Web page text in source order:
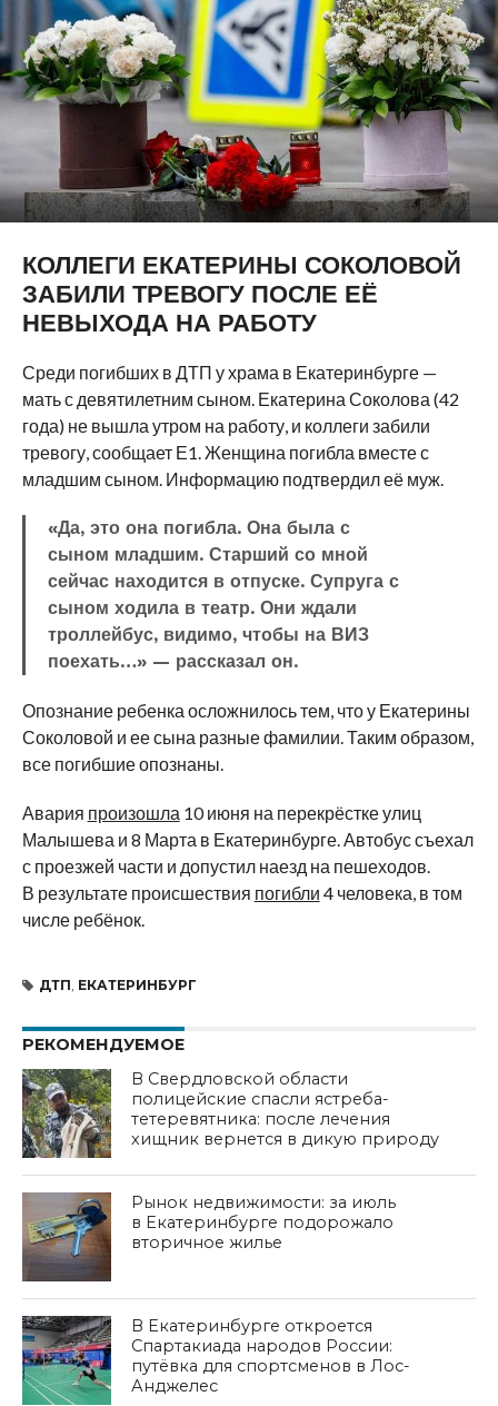
КОЛЛЕГИ ЕКАТЕРИНЫ СОКОЛОВОЙ
ЗАБИЛИ ТРЕВОГУ ПОСЛЕ ЕЁ
НЕВЫХОДА НА РАБОТУ
Среди погибших в ДТП у храма в Екатеринбурге —
мать с девятилетним сыном. Екатерина Соколова (42
года) не вышла утром на работу, и коллеги забили
тревогу, сообщает Е1. Женщина погибла вместе с
младшим сыном. Информацию подтвердил её муж.
«Да, это она погибла. Она была с
сыном младшим. Старший со мной
сейчас находится в отпуске. Супруга с
сыном ходила в театр. Они ждали
троллейбус, видимо, чтобы на ВИЗ
поехать…» — рассказал он.
Опознание ребенка осложнилось тем, что у Екатерины
Соколовой и ее сына разные фамилии. Таким образом,
все погибшие опознаны.
Авария произошла 10 июня на перекрёстке улиц
Малышева и 8 Марта в Екатеринбурге. Автобус съехал
с проезжей части и допустил наезд на пешеходов.
В результате происшествия погибли 4 человека, в том
числе ребёнок.
ДТП ЕКАТЕРИНБУРГ
РЕКОМЕНДУЕМОЕ
В Свердловской области
полицейские спасли ястреба-
тетеревятника: после лечения
хищник вернется в дикую природу
Рынок недвижимости: за июль
в Екатеринбурге подорожало
вторичное жилье
В Екатеринбурге откроется
Спартакиада народов России:
путёвка для спортсменов в Лос-
Анджелес